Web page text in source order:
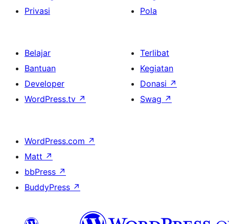
Privasi
Pola
Belajar
Bantuan
Developer
WordPress.tv ↗
Terlibat
Kegiatan
Donasi ↗
Swag ↗
WordPress.com ↗
Matt ↗
bbPress ↗
BuddyPress ↗